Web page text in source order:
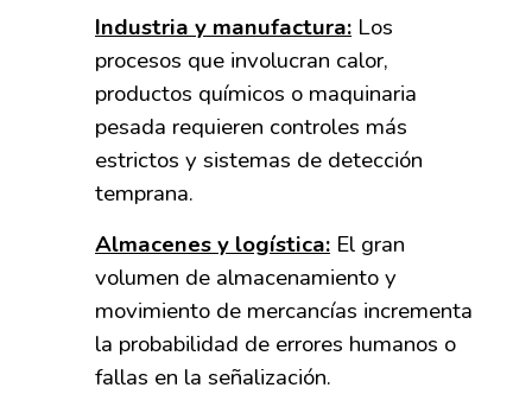
Industria y manufactura: Los
procesos que involucran calor,
productos químicos o maquinaria
pesada requieren controles más
estrictos y sistemas de detección
temprana.
Almacenes y logística: El gran
volumen de almacenamiento y
movimiento de mercancías incrementa
la probabilidad de errores humanos o
fallas en la señalización.